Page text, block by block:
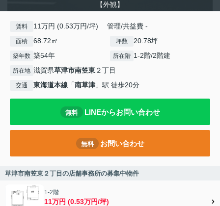
【外観】
賃料 11万円 (0.53万円/坪) 管理/共益費 -
面積 68.72㎡ 坪数 20.78坪
築年数 築54年 所在階 1-2階/2階建
所在地 滋賀県草津市南笠東２丁目
交通 東海道本線 「南草津 」駅 徒歩20分
無料 LINEからお問い合わせ
無料 お問い合わせ
草津市南笠東２丁目の店舗事務所の募集中物件
1-2階
11万円 (0.53万円/坪)